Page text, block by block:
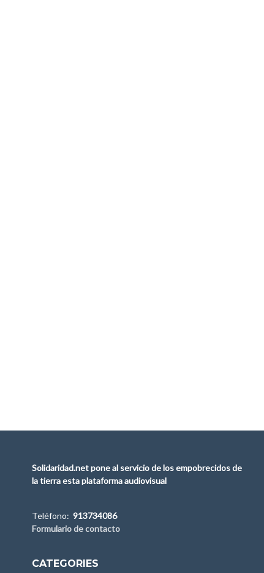
Solidaridad.net pone al servicio de los empobrecidos de
la tierra esta plataforma audiovisual
Teléfono: 913734086
Formulario de contacto
CATEGORIES